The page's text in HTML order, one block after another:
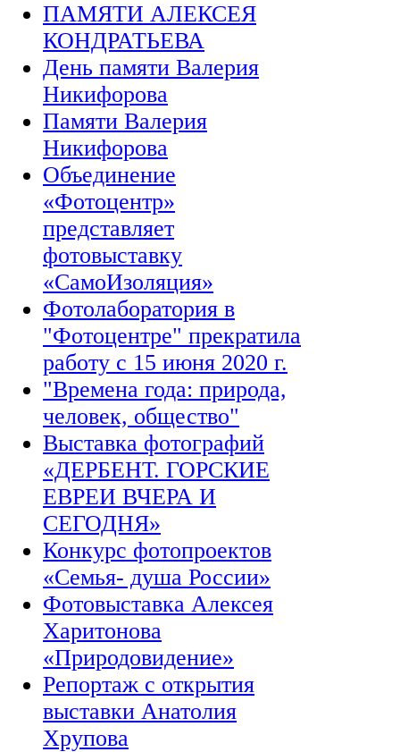
ПАМЯТИ АЛЕКСЕЯ
КОНДРАТЬЕВА
День памяти Валерия
Никифорова
Памяти Валерия
Никифорова
Объединение
«Фотоцентр»
представляет
фотовыставку
«СамоИзоляция»
Фотолаборатория в
"Фотоцентре" прекратила
работу с 15 июня 2020 г.
"Времена года: природа,
человек, общество"
Выставка фотографий
«ДЕРБЕНТ. ГОРСКИЕ
ЕВРЕИ ВЧЕРА И
СЕГОДНЯ»
Конкурс фотопроектов
«Семья- душа России»
Фотовыставка Алексея
Харитонова
«Природовидение»
Репортаж с открытия
выставки Анатолия
Хрупова